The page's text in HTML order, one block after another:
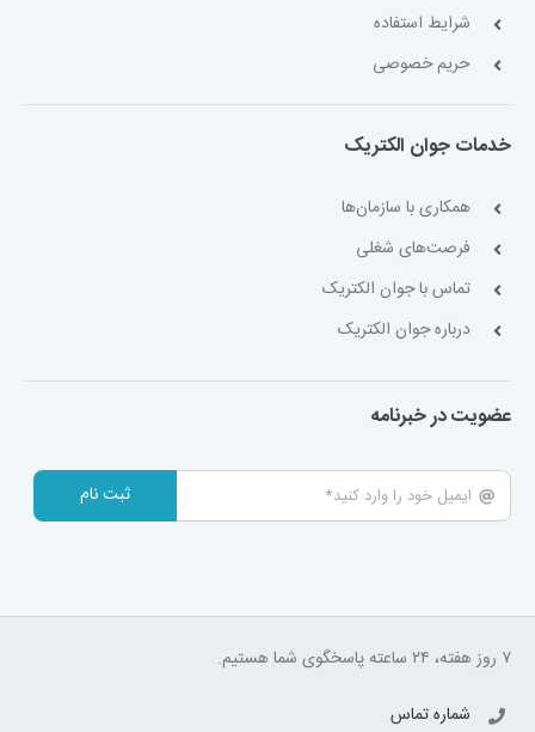
شرایط استفاده
حریم خصوصی
خدمات جوان الکتریک
همکاری با سازمان‌ها
فرصت‌های شغلی
تماس با جوان الکتریک
درباره جوان الکتریک
عضویت در خبرنامه
ثبت نام
۷ روز هفته، ۲۴ ساعته پاسخگوی شما هستیم.
شماره تماس